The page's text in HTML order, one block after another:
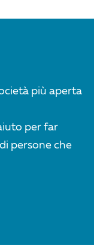
più aperta
per far
persone che